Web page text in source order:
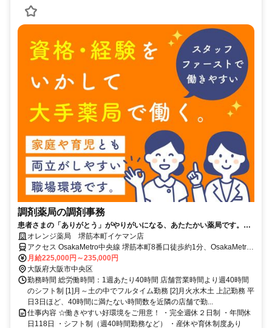
調剤薬局の調剤事務
患者さまの「ありがとう」がやりがいになる、あたたかい薬局です。
【完全週休2日制＆年間休日118日】
オレンジ薬局 堺筋本町イケマン店
アクセス OsakaMetro中央線 堺筋本町8番口徒歩約1分、OsakaMetro
堺筋線 堺筋本町8番口徒歩約1分、OsakaMetro中央線 本町9番口徒歩
約5分
月給225,000円～235,000円
大阪府大阪市中央区
勤務時間 総労働時間：1週あたり40時間 店舗営業時間より週40時間
のシフト制 [1]月～土の中でフルタイム勤務 [2]月火水木土 上記勤務 平
日3日ほど、40時間に満たない時間数を近隣の店舗で勤...
仕事内容 ☆働きやすい好環境をご用意！ ・完全週休２日制 ・年間休
日118日 ・シフト制（週40時間勤務など） ・産休や育休制度あり